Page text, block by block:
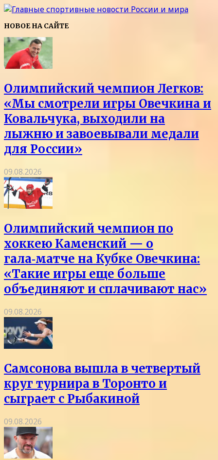
НОВОЕ НА САЙТЕ
Олимпийский чемпион Легков:
«Мы смотрели игры Овечкина и
Ковальчука, выходили на
лыжню и завоевывали медали
для России»
09.08.2026
Олимпийский чемпион по
хоккею Каменский — о
гала‑матче на Кубке Овечкина:
«Такие игры еще больше
объединяют и сплачивают нас»
09.08.2026
Самсонова вышла в четвертый
круг турнира в Торонто и
сыграет с Рыбакиной
09.08.2026